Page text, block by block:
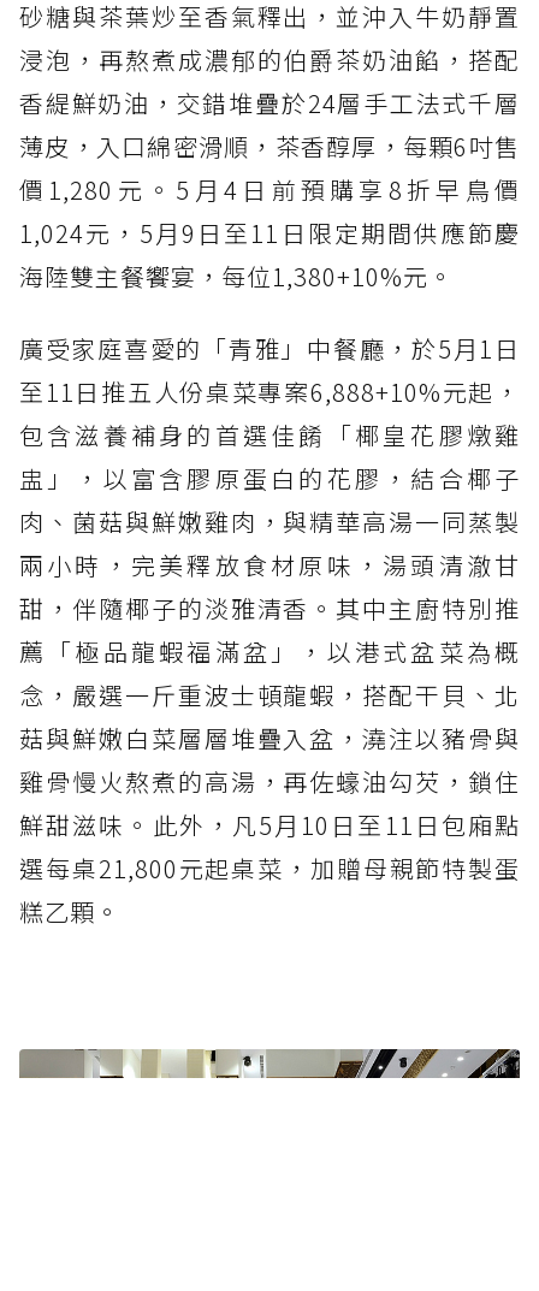
砂糖與茶葉炒至香氣釋出，並沖入牛奶靜置
浸泡，再熬煮成濃郁的伯爵茶奶油餡，搭配
香緹鮮奶油，交錯堆疊於24層手工法式千層
薄皮，入口綿密滑順，茶香醇厚，每顆6吋售
價1,280元。5月4日前預購享8折早鳥價
1,024元，5月9日至11日限定期間供應節慶
海陸雙主餐饗宴，每位1,380+10%元。
廣受家庭喜愛的「青雅」中餐廳，於5月1日
至11日推五人份桌菜專案6,888+10%元起，
包含滋養補身的首選佳餚「椰皇花膠燉雞
盅」，以富含膠原蛋白的花膠，結合椰子
肉、菌菇與鮮嫩雞肉，與精華高湯一同蒸製
兩小時，完美釋放食材原味，湯頭清澈甘
甜，伴隨椰子的淡雅清香。其中主廚特別推
薦「極品龍蝦福滿盆」，以港式盆菜為概
念，嚴選一斤重波士頓龍蝦，搭配干貝、北
菇與鮮嫩白菜層層堆疊入盆，澆注以豬骨與
雞骨慢火熬煮的高湯，再佐蠔油勾芡，鎖住
鮮甜滋味。此外，凡5月10日至11日包廂點
選每桌21,800元起桌菜，加贈母親節特製蛋
糕乙顆。